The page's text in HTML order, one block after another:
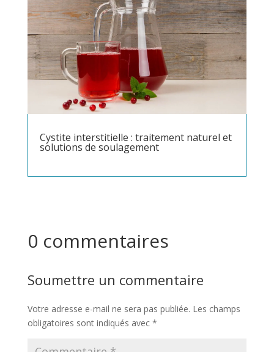
Cystite interstitielle : traitement naturel et
solutions de soulagement
0 commentaires
Soumettre un commentaire
Votre adresse e-mail ne sera pas publiée. Les champs
obligatoires sont indiqués avec *